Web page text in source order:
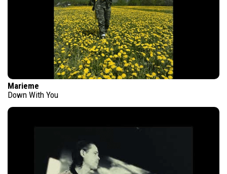
Marieme
Down With You